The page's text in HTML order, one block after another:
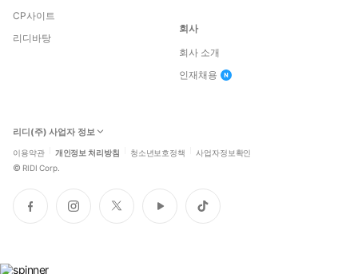
CP사이트
리디바탕
회사
회사 소개
인재채용
리디(주) 사업자 정보
이용약관 개인정보 처리방침 청소년보호정책 사업자정보확인
© RIDI Corp.
페
이
인
스
트
위
유
튜
틱
톡